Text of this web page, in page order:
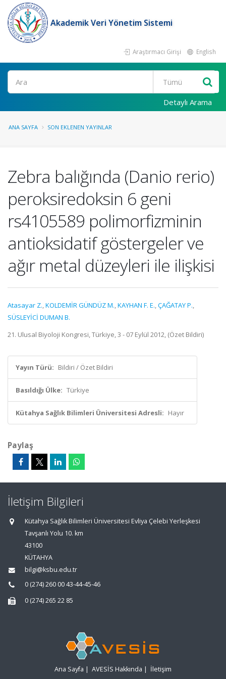
Akademik Veri Yönetim Sistemi
Araştırmacı Girişi English
Ara
Detaylı Arama
ANA SAYFA SON EKLENEN YAYINLAR
Zebra balığında (Danio rerio)
peroksiredoksin 6 geni
rs4105589 polimorfizminin
antioksidatif göstergeler ve
ağır metal düzeyleri ile ilişkisi
Atasayar Z.,KOLDEMİR GÜNDÜZ M.,KAYHAN F. E.,ÇAĞATAY P.,
SÜSLEYİCİ DUMAN B.
21. Ulusal Biyoloji Kongresi, Türkiye, 3 - 07 Eylül 2012, (Özet Bildiri)
Yayın Türü: Bildiri / Özet Bildiri
Basıldığı Ülke: Türkiye
Kütahya Sağlık Bilimleri Üniversitesi Adresli: Hayır
Paylaş
İletişim Bilgileri
Kütahya Sağlık Bilimleri Üniversitesi Evliya Çelebi Yerleşkesi
Tavşanlı Yolu 10. km
43100
KÜTAHYA
bilgi@ksbu.edu.tr
0 (274) 260 00 43-44-45-46
0 (274) 265 22 85
Ana Sayfa | AVESİS Hakkında | İletişim